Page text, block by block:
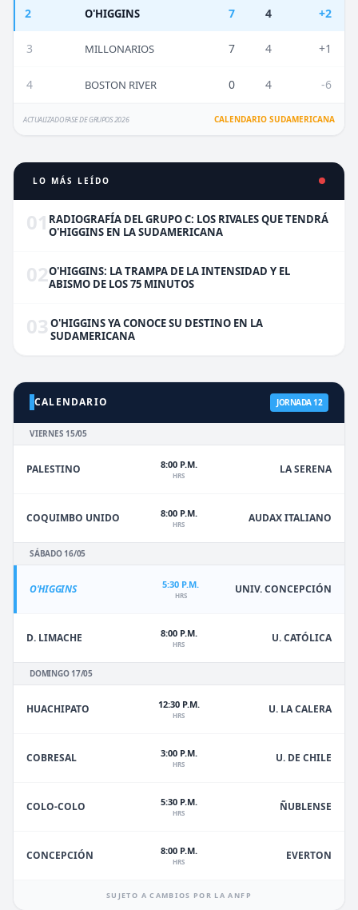
2 O'HIGGINS 7 4 +2
3 MILLONARIOS 7 4 +1
4 BOSTON RIVER 0 4 -6
ACTUALIZADO FASE DE GRUPOS 2026 CALENDARIO SUDAMERICANA
LO MÁS LEÍDO
01 RADIOGRAFÍA DEL GRUPO C: LOS RIVALES QUE TENDRÁ
O'HIGGINS EN LA SUDAMERICANA
02O'HIGGINS: LA TRAMPA DE LA INTENSIDAD Y EL
ABISMO DE LOS 75 MINUTOS
03 O'HIGGINS YA CONOCE SU DESTINO EN LA
SUDAMERICANA
CALENDARIO JORNADA 12
VIERNES 15/05
PALESTINO 8:00 P.M.
HRS LA SERENA
COQUIMBO UNIDO 8:00 P.M.
HRS AUDAX ITALIANO
SÁBADO 16/05
O'HIGGINS 5:30 P.M.
HRS UNIV. CONCEPCIÓN
D. LIMACHE 8:00 P.M.
HRS U. CATÓLICA
DOMINGO 17/05
HUACHIPATO 12:30 P.M.
HRS U. LA CALERA
COBRESAL 3:00 P.M.
HRS U. DE CHILE
COLO-COLO 5:30 P.M.
HRS ÑUBLENSE
CONCEPCIÓN 8:00 P.M.
HRS EVERTON
SUJETO A CAMBIOS POR LA ANFP